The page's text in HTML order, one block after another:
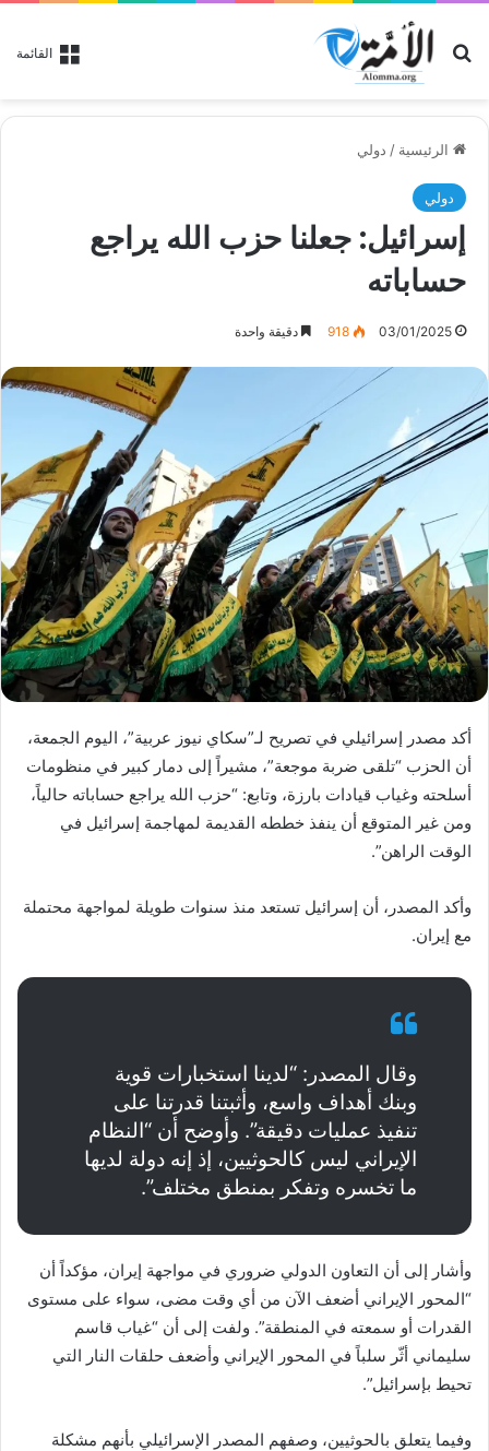
القائمة بحث عن
الرئيسية / دولي
دولي
إسرائيل: جعلنا حزب الله يراجع
حساباته
03/01/2025
918 دقيقة واحدة
أكد مصدر إسرائيلي في تصريح لـ”سكاي نيوز عربية”، اليوم الجمعة،
أن الحزب “تلقى ضربة موجعة”، مشيراً إلى دمار كبير في منظومات
أسلحته وغياب قيادات بارزة، وتابع: “حزب الله يراجع حساباته حالياً،
ومن غير المتوقع أن ينفذ خططه القديمة لمهاجمة إسرائيل في
الوقت الراهن”.
وأكد المصدر، أن إسرائيل تستعد منذ سنوات طويلة لمواجهة محتملة
مع إيران.
وقال المصدر: “لدينا استخبارات قوية
وبنك أهداف واسع، وأثبتنا قدرتنا على
تنفيذ عمليات دقيقة”. وأوضح أن “النظام
الإيراني ليس كالحوثيين، إذ إنه دولة لديها
ما تخسره وتفكر بمنطق مختلف”.
وأشار إلى أن التعاون الدولي ضروري في مواجهة إيران، مؤكداً أن
“المحور الإيراني أضعف الآن من أي وقت مضى، سواء على مستوى
القدرات أو سمعته في المنطقة”. ولفت إلى أن “غياب قاسم
سليماني أثّر سلباً في المحور الإيراني وأضعف حلقات النار التي
تحيط بإسرائيل”.
وفيما يتعلق بالحوثيين، وصفهم المصدر الإسرائيلي بأنهم مشكلة